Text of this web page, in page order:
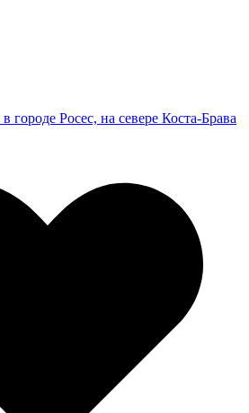
городе Росес, на севере Коста-Брава